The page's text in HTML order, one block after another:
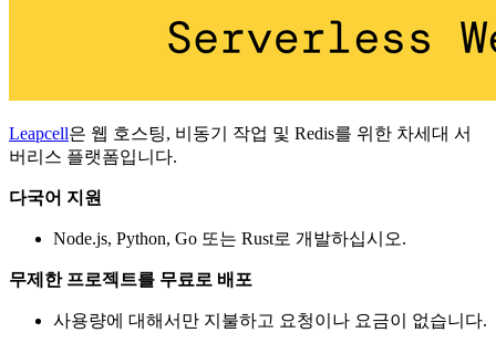
Leapcell은 웹 호스팅, 비동기 작업 및 Redis를 위한 차세대 서
버리스 플랫폼입니다.
다국어 지원
Node.js, Python, Go 또는 Rust로 개발하십시오.
무제한 프로젝트를 무료로 배포
사용량에 대해서만 지불하고 요청이나 요금이 없습니다.